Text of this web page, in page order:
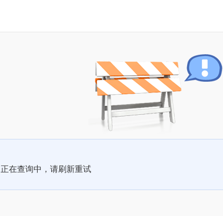
正在查询中，请刷新重试